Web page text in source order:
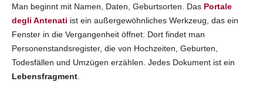
Man beginnt mit Namen, Daten, Geburtsorten. Das Portale
degli Antenati ist ein außergewöhnliches Werkzeug, das ein
Fenster in die Vergangenheit öffnet: Dort findet man
Personenstandsregister, die von Hochzeiten, Geburten,
Todesfällen und Umzügen erzählen. Jedes Dokument ist ein
Lebensfragment